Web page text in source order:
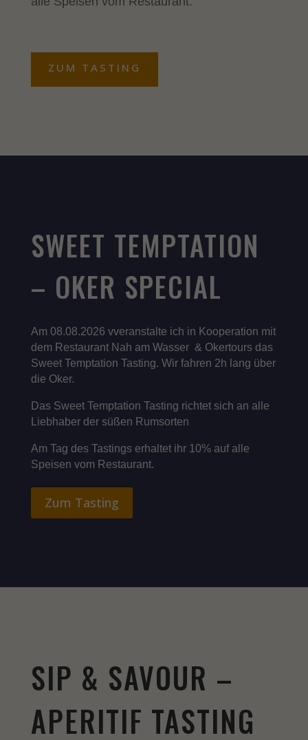
ZUM TASTING
SWEET TEMPTATION
– OKER SPECIAL
Am 08.08.2026 vveranstalte ich in Kooperation mit
dem Restaurant Nah am Wasser & Okertours das
Sweet Temptation Tasting. Wir fahren 2h lang über
die Oker.
Das Sweet Temptation Tasting richtet sich an alle
Liebhaber der süßen Rumsorten
Am Tag des Tastings erhaltet ihr 10% auf alle
Speisen vom Restaurant.
Zum Tasting
SIP & SAVOUR –
APERITIF TASTING